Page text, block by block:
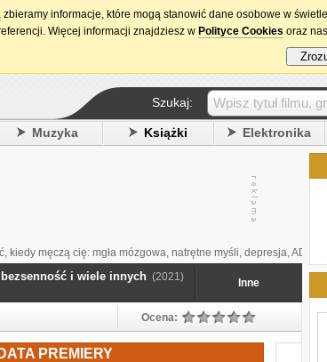
15. urodziny DataPremiery.pl
Szukaj:
Muzyka Książki Elektronika
męczą cię: mgła mózgowa, natrętne myśli, depresja,
i wiele innych
(2021)
Inne
Ocena:
DATA PREMIERY
informacje, które mogą stanowić dane osobowe w
Więcej informacji znajdziesz w Polityce Cookies oraz